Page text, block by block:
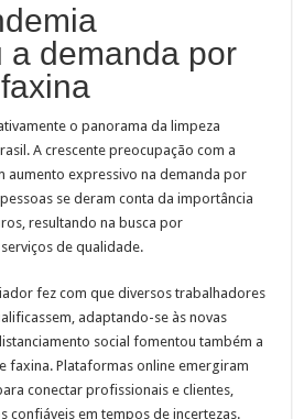
a demanda por
o panorama da limpeza
A crescente preocupação com a
aumento expressivo na demanda por
se deram conta da importância
resultando na busca por
de qualidade.
fez com que diversos trabalhadores
adaptando-se às novas
social fomentou também a
faxina. Plataformas online emergiram
conectar profissionais e clientes,
confiáveis em tempos de incertezas.